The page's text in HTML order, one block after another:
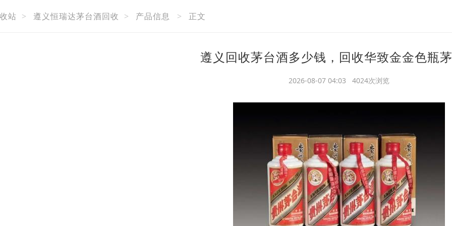
站 > 遵义恒瑞达茅台酒回收 > 产品信息 > 正文
遵义回收茅台酒多少钱，回收华致金金色瓶
2026-08-07 04:03 4024次浏览